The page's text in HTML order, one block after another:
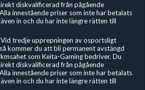
diskvalificerad från pågående
innestående priser som inte har betalats
in och du har inte längre rätten till
Vid tredje upprepningen av osportsligt
kommer du att bli permanent avstängd
som Keita-Gaming bedriver. Du
diskvalificerad från pågående
innestående priser som inte har betalats
in och du har inte längre rätten till